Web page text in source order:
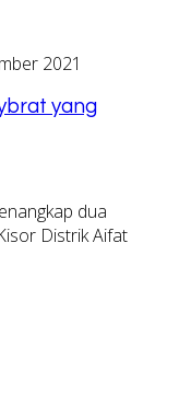
2021
yang
dua
Distrik Aifat